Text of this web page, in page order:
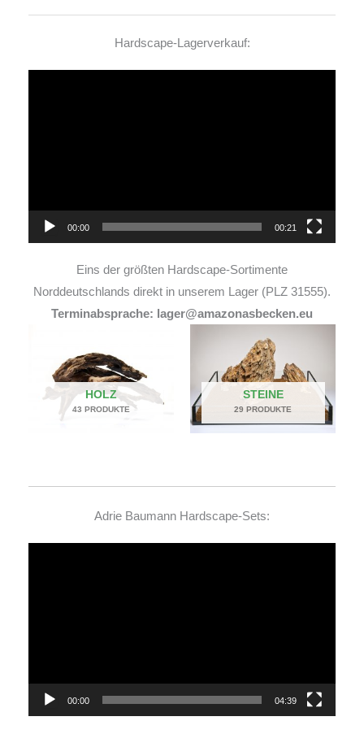
Hardscape-Lagerverkauf:
00:00 00:21
Eins der größten Hardscape-Sortimente
Norddeutschlands direkt in unserem Lager (PLZ 31555).
Terminabsprache: lager@amazonasbecken.eu
HOLZ
43 PRODUKTE
STEINE
29 PRODUKTE
Adrie Baumann Hardscape-Sets:
00:00 04:39